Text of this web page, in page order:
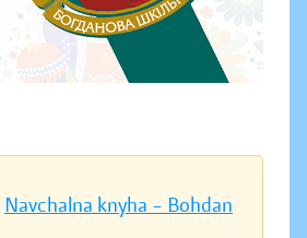
Navchalna knyha – Bohdan